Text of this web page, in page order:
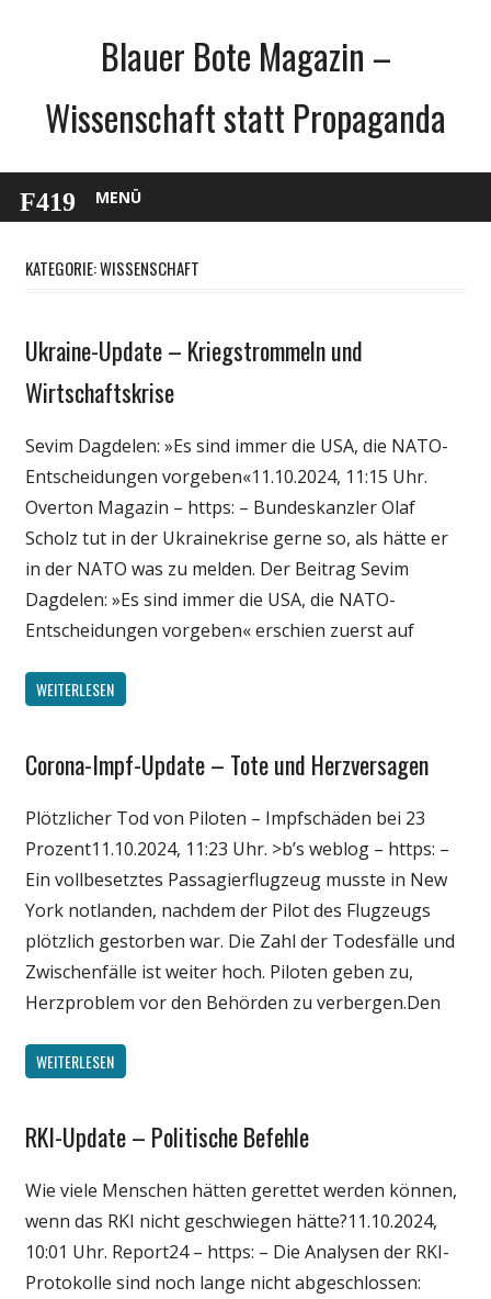
Blauer Bote Magazin –
Wissenschaft statt Propaganda
MENÜ
KATEGORIE: WISSENSCHAFT
Gesellschaft
Medien
Wirtschaft
Wissenschaft
Ukraine-Update – Kriegstrommeln und
Wirtschaftskrise
Sevim Dagdelen: »Es sind immer die USA, die NATO-
Entscheidungen vorgeben«11.10.2024, 11:15 Uhr.
Overton Magazin – https: – Bundeskanzler Olaf
Scholz tut in der Ukrainekrise gerne so, als hätte er
in der NATO was zu melden. Der Beitrag Sevim
Dagdelen: »Es sind immer die USA, die NATO-
Entscheidungen vorgeben« erschien zuerst auf
WEITERLESEN
Gesellschaft
Politik
Wirtschaft
Wissenschaft
Corona-Impf-Update – Tote und Herzversagen
Plötzlicher Tod von Piloten – Impfschäden bei 23
Prozent11.10.2024, 11:23 Uhr. >b’s weblog – https: –
Ein vollbesetztes Passagierflugzeug musste in New
York notlanden, nachdem der Pilot des Flugzeugs
plötzlich gestorben war. Die Zahl der Todesfälle und
Zwischenfälle ist weiter hoch. Piloten geben zu,
Herzproblem vor den Behörden zu verbergen.Den
WEITERLESEN
Gesellschaft
Politik
Wirtschaft
Wissenschaft
RKI-Update – Politische Befehle
Wie viele Menschen hätten gerettet werden können,
wenn das RKI nicht geschwiegen hätte?11.10.2024,
10:01 Uhr. Report24 – https: – Die Analysen der RKI-
Protokolle sind noch lange nicht abgeschlossen: